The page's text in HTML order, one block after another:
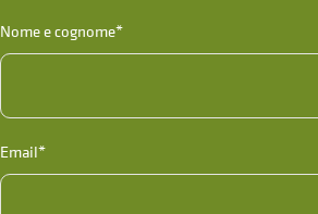
Nome e cognome*
Email*